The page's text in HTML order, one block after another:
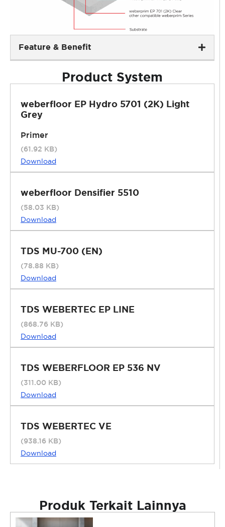
Feature & Benefit
Product System
weberfloor EP Hydro 5701 (2K) Light
Grey
Primer
(61.92 KB)
Download
weberfloor Densifier 5510
(58.03 KB)
Download
TDS MU-700 (EN)
(78.88 KB)
Download
TDS WEBERTEC EP LINE
(868.76 KB)
Download
TDS WEBERFLOOR EP 536 NV
(311.00 KB)
Download
TDS WEBERTEC VE
(938.16 KB)
Download
Produk Terkait Lainnya